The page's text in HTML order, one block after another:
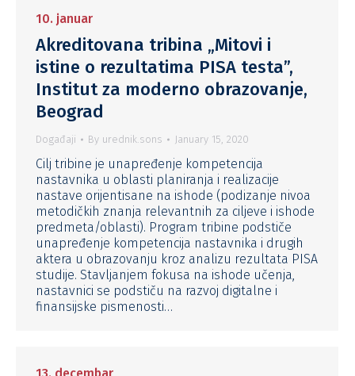
10. januar
Akreditovana tribina „Mitovi i
istine o rezultatima PISA testa”,
Institut za moderno obrazovanje,
Beograd
Događaji By urednik.sons January 15, 2020
Cilj tribine je unapređenje kompetencija
nastavnika u oblasti planiranja i realizacije
nastave orijentisane na ishode (podizanje nivoa
metodičkih znanja relevantnih za ciljeve i ishode
predmeta/oblasti). Program tribine podstiče
unapređenje kompetencija nastavnika i drugih
aktera u obrazovanju kroz analizu rezultata PISA
studije. Stavljanjem fokusa na ishode učenja,
nastavnici se podstiču na razvoj digitalne i
finansijske pismenosti…